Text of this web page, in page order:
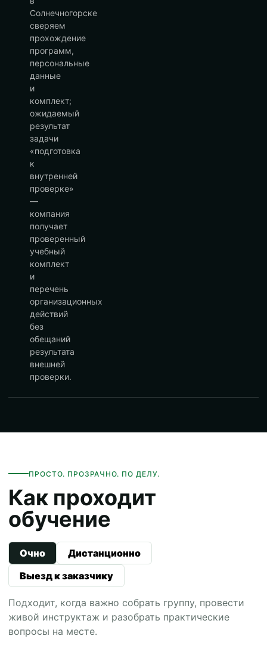
Солнечногорске
сверяем
прохождение
программ,
персональные
данные
и
комплект;
ожидаемый
результат
задачи
«подготовка
к
внутренней
проверке»
—
компания
получает
проверенный
учебный
комплект
и
перечень
организационных
действий
без
обещаний
результата
внешней
проверки.
ПРОСТО. ПРОЗРАЧНО. ПО ДЕЛУ.
Как проходит
обучение
Очно
Дистанционно
Выезд к заказчику
Подходит, когда важно собрать группу, провести
живой инструктаж и разобрать практические
вопросы на месте.